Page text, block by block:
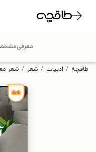
تخفیف
طاقچه ادبیات شعر شعر
معرفی